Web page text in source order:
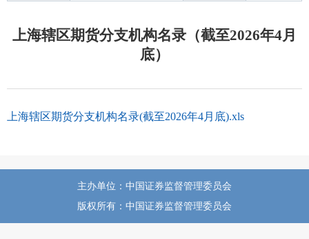
上海辖区期货分支机构名录（截至2026年4月
底）
上海辖区期货分支机构名录(截至2026年4月底).xls
主办单位：中国证券监督管理委员会
版权所有：中国证券监督管理委员会